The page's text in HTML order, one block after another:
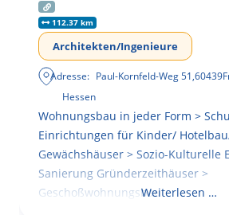
112.37 km
Architekten/Ingenieure
Adresse: Paul-Kornfeld-Weg 51,60439
Hessen
Wohnungsbau in jeder Form >
Einrichtungen für Kinder/
Gewächshäuser > Sozio-Kulturelle
Sanierung Gründerzeithäuser >
GeschoßwohnungsbauWeiterlesen …